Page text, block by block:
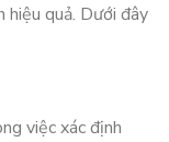
quả. Dưới đây
việc xác định